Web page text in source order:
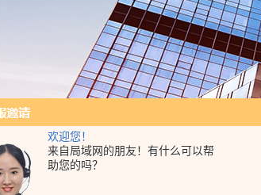
欢迎您！
来自局域网的朋友！有什么可以帮
助您的吗？
仪电泳槽，化学发光